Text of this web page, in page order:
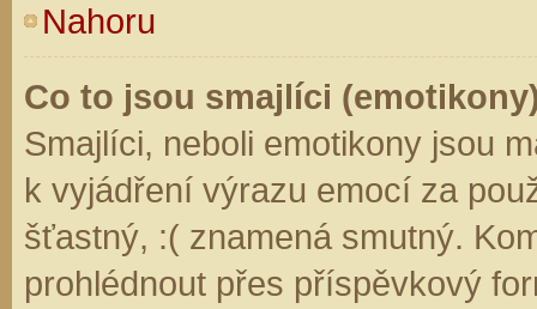
Nahoru
Co to jsou smajlíci
Smajlíci, neboli emotikony jsou
k vyjádření výrazu emocí za
šťastný, :( znamená smutný.
prohlédnout přes příspěvkový